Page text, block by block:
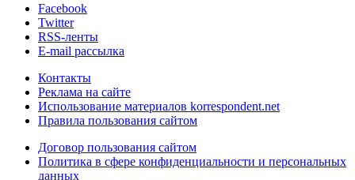
Facebook
Twitter
RSS-ленты
E-mail рассылка
Контакты
Реклама на сайте
Использование материалов korrespondent.net
Правила пользования сайтом
Договор пользования сайтом
Политика в сфере конфиденциальности и персональных
данных